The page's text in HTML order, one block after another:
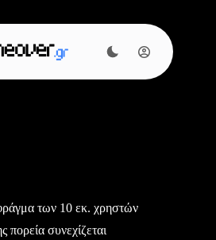
των 10 εκ. χρηστών
πορεία συνεχίζεται